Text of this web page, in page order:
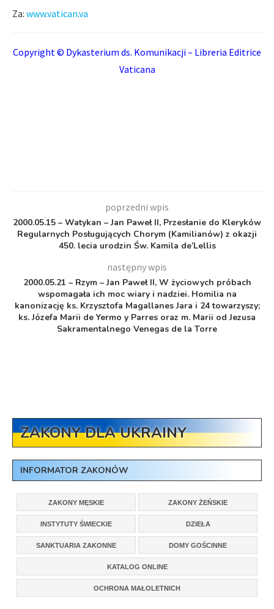
Za: www.vatican.va
Copyright © Dykasterium ds. Komunikacji – Libreria Editrice
Vaticana
poprzedni wpis
2000.05.15 – Watykan – Jan Paweł II, Przesłanie do Kleryków
Regularnych Posługujących Chorym (Kamilianów) z okazji
450. lecia urodzin Św. Kamila de’Lellis
następny wpis
2000.05.21 – Rzym – Jan Paweł II, W życiowych próbach
wspomagała ich moc wiary i nadziei. Homilia na
kanonizację ks. Krzysztofa Magallanes Jara i 24 towarzyszy;
ks. Józefa Marii de Yermo y Parres oraz m. Marii od Jezusa
Sakramentalnego Venegas de la Torre
ZAKONY DLA UKRAINY
INFORMATOR ZAKONÓW
ZAKONY MĘSKIE ZAKONY ŻEŃSKIE
INSTYTUTY ŚWIECKIE DZIEŁA
SANKTUARIA ZAKONNE DOMY GOŚCINNE
KATALOG ONLINE
OCHRONA MAŁOLETNICH